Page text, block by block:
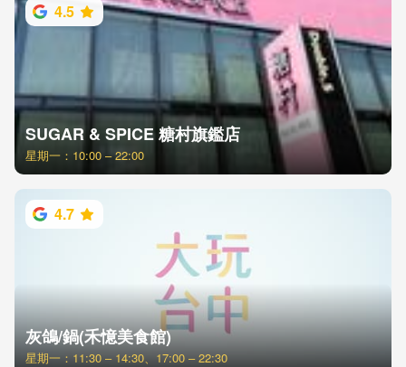
4.5
SUGAR & SPICE 糖村旗鑑店
星期一：10:00 – 22:00
4.7
灰鴿/鍋(禾憶美食館)
星期一：11:30 – 14:30、17:00 – 22:30